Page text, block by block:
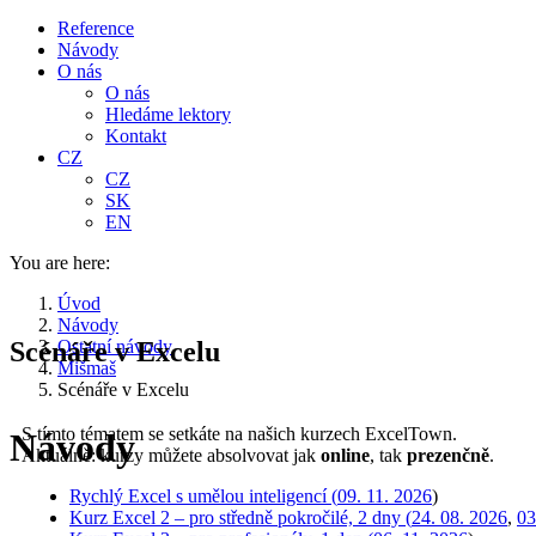
Reference
Návody
O nás
O nás
Hledáme lektory
Kontakt
CZ
CZ
SK
EN
You are here:
Úvod
Návody
Ostatní návody
Mišmaš
Scénáře v Excelu
Návody
Scénáře v Excelu
S tímto tématem se setkáte na našich kurzech ExcelTown.
Aktuálně: kurzy můžete absolvovat jak online, tak prezenčně.
Rychlý Excel s umělou inteligencí (09. 11. 2026)
Kurz Excel 2 – pro středně pokročilé, 2 dny (24. 08. 2026,